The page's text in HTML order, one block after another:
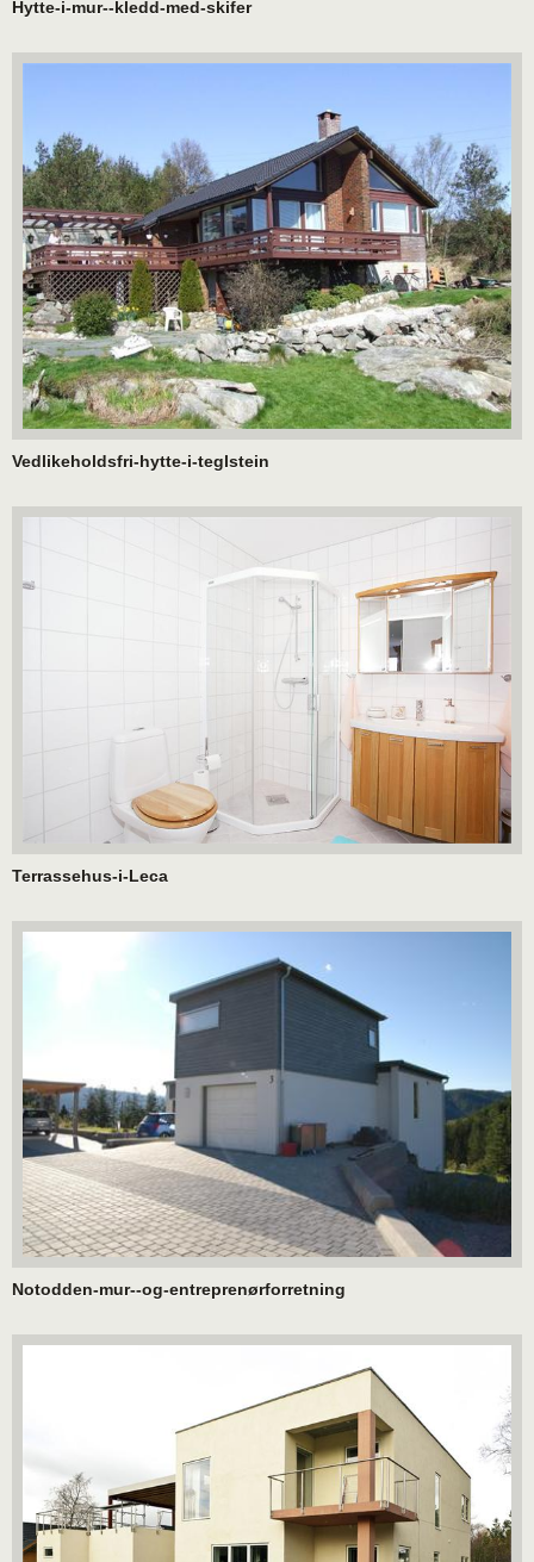
Hytte-i-mur--kledd-med-skifer
Vedlikeholdsfri-hytte-i-teglstein
Terrassehus-i-Leca
Notodden-mur--og-entreprenørforretning